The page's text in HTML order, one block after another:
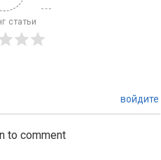
статьи
войдите
to comment